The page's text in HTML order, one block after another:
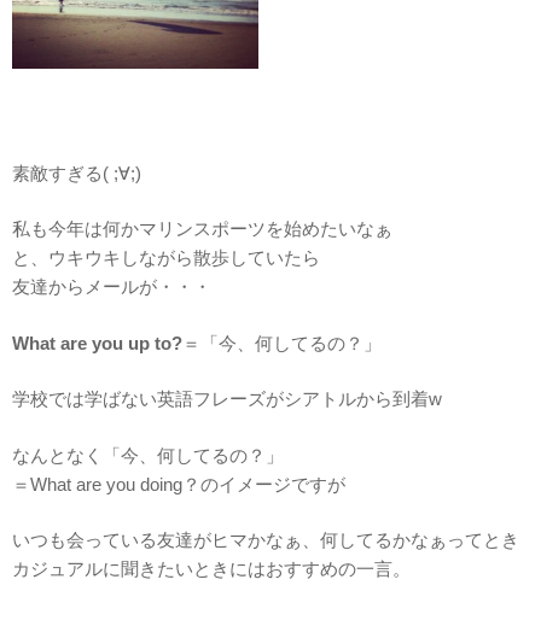
素敵すぎる( ;∀;)
私も今年は何かマリンスポーツを始めたいなぁ
と、ウキウキしながら散歩していたら
友達からメールが・・・
What are you up to?＝「今、何してるの？」
学校では学ばない英語フレーズがシアトルから到着w
なんとなく「今、何してるの？」
＝What are you doing？のイメージですが
いつも会っている友達がヒマかなぁ、何してるかなぁってとき
カジュアルに聞きたいときにはおすすめの一言。